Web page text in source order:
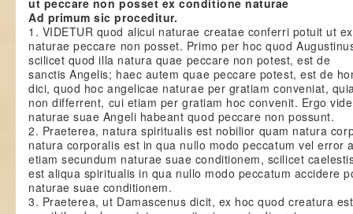
ut peccare non posset ex conditione naturae
Ad primum sic proceditur.
1. VIDETUR quod alicui naturae creatae conferri potuit ut
naturae peccare non posset. Primo per hoc quod
scilicet quod illa natura quae peccare non potest, est de
sanctis Angelis; haec autem quae peccare potest, est de
dici, quod hoc angelicae naturae per gratiam conveniat,
non differrent, cui etiam per gratiam hoc convenit. Ergo
naturae suae Angeli habeant quod peccare non possunt.
2. Praeterea, natura spiritualis est nobilior quam natura
natura corporalis est in qua nullo modo peccatum vel error
etiam secundum naturae suae conditionem, scilicet
est aliqua spiritualis in qua nullo modo peccatum accidere
naturae suae conditionem.
3. Praeterea, ut Damascenus dicit, ex hoc quod creatura est